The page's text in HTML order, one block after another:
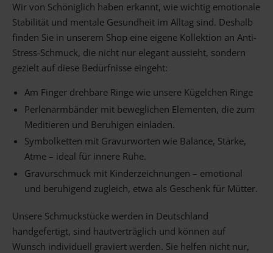
Wir von Schöniglich haben erkannt, wie wichtig emotionale
Stabilität und mentale Gesundheit im Alltag sind. Deshalb
finden Sie in unserem Shop eine eigene Kollektion an Anti-
Stress-Schmuck, die nicht nur elegant aussieht, sondern
gezielt auf diese Bedürfnisse eingeht:
Am Finger drehbare Ringe wie unsere Kügelchen Ringe
Perlenarmbänder mit beweglichen Elementen, die zum
Meditieren und Beruhigen einladen.
Symbolketten mit Gravurworten wie Balance, Stärke,
Atme – ideal für innere Ruhe.
Gravurschmuck mit Kinderzeichnungen – emotional
und beruhigend zugleich, etwa als Geschenk für Mütter.
Unsere Schmuckstücke werden in Deutschland
handgefertigt, sind hautverträglich und können auf
Wunsch individuell graviert werden. Sie helfen nicht nur,